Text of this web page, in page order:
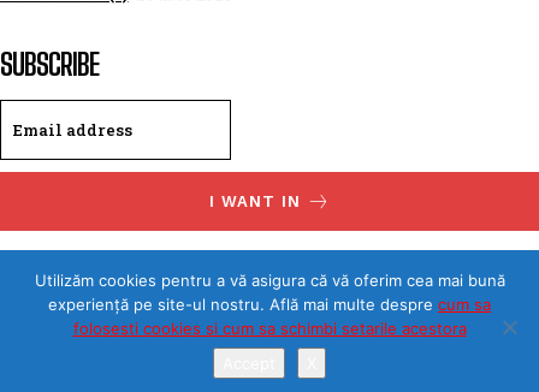
SUBSCRIBE
I WANT IN
Utilizăm cookies pentru a vă asigura că vă oferim cea mai bună
experiență pe site-ul nostru. Află mai multe despre cum sa
folosesti cookies si cum sa schimbi setarile acestora